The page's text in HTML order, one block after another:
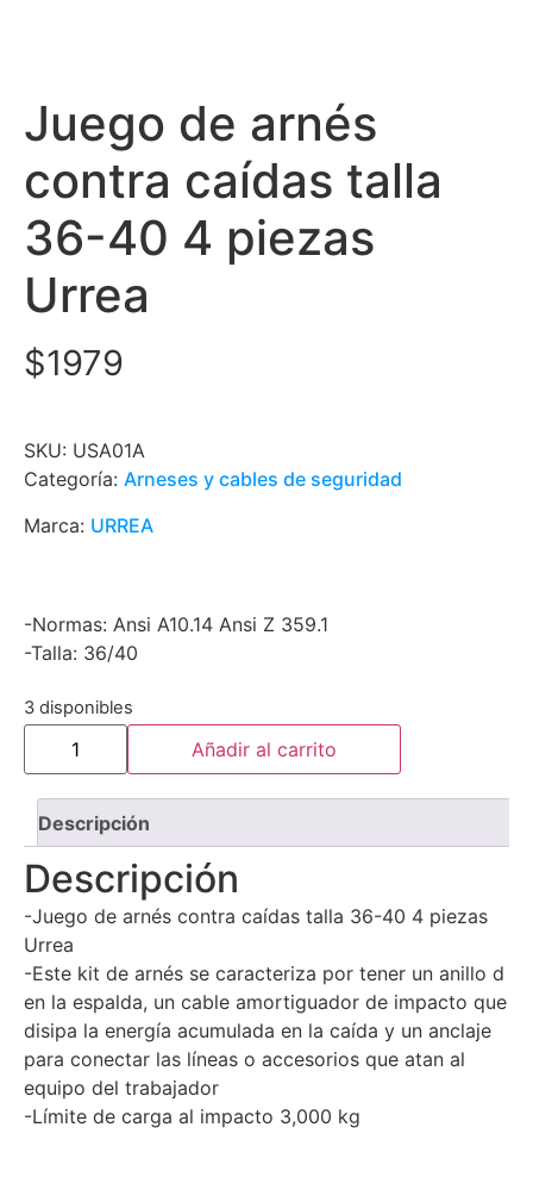
Juego de arnés
contra caídas talla
36-40 4 piezas
Urrea
$1979
SKU: USA01A
Categoría: Arneses y cables de seguridad
Marca: URREA
-Normas: Ansi A10.14 Ansi Z 359.1
-Talla: 36/40
3 disponibles
Añadir al carrito
Descripción
Descripción
-Juego de arnés contra caídas talla 36-40 4 piezas
Urrea
-Este kit de arnés se caracteriza por tener un anillo d
en la espalda, un cable amortiguador de impacto que
disipa la energía acumulada en la caída y un anclaje
para conectar las líneas o accesorios que atan al
equipo del trabajador
-Límite de carga al impacto 3,000 kg